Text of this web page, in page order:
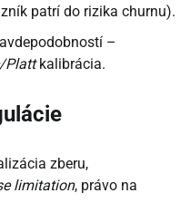
patrí do rizika churnu).
–
Plattkalibrácia.
zberu,
limitation, právo na